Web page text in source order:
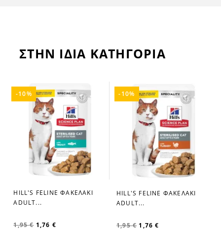
ΣΤΗΝ ΙΔΙΑ ΚΑΤΗΓΟΡΙΑ
favorite_border
HILL'S FELINE ΦΑΚΕΛΑΚΙ
ADULT...
1,95 € 1,76 €
-10%
favorite_border
HILL'S FELINE ΦΑΚΕΛΑΚΙ
ADULT...
1,95 € 1,76 €
-10%